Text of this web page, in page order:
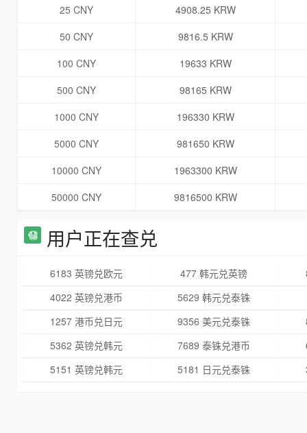
25 CNY
4908.25 KRW
50 CNY
9816.5 KRW
100 CNY
19633 KRW
500 CNY
98165 KRW
1000 CNY
196330 KRW
5000 CNY
981650 KRW
10000 CNY
1963300 KRW
50000 CNY
9816500 KRW
用户正在查兑
6183 英镑兑欧元 477 韩元兑英镑
4022 英镑兑港币
5629 韩元兑泰铢
1257 港币兑日元
9356 美元兑泰铢
5362 英镑兑韩元
7689 泰铢兑港币
5151 英镑兑韩元
5181 日元兑泰铢